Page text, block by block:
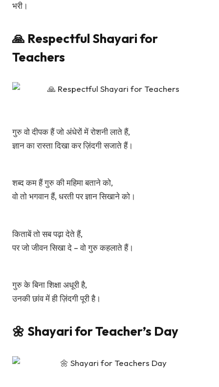
भरी।
🙏 Respectful Shayari for
Teachers
गुरु वो दीपक हैं जो अंधेरों में रोशनी लाते हैं,
ज्ञान का रास्ता दिखा कर ज़िंदगी सजाते हैं।
शब्द कम हैं गुरु की महिमा बताने को,
वो तो भगवान हैं, धरती पर ज्ञान सिखाने को।
किताबें तो सब पढ़ा देते हैं,
पर जो जीवन सिखा दे – वो गुरु कहलाते हैं।
गुरु के बिना शिक्षा अधूरी है,
उनकी छांव में ही ज़िंदगी पूरी है।
🌼 Shayari for Teacher’s Day